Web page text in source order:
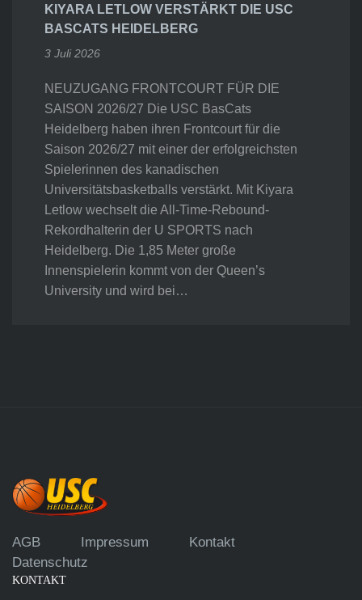
KIYARA LETLOW VERSTÄRKT DIE USC
BASCATS HEIDELBERG
3 Juli 2026
NEUZUGANG FRONTCOURT FÜR DIE
SAISON 2026/27 Die USC BasCats
Heidelberg haben ihren Frontcourt für die
Saison 2026/27 mit einer der erfolgreichsten
Spielerinnen des kanadischen
Universitätsbasketballs verstärkt. Mit Kiyara
Letlow wechselt die All-Time-Rebound-
Rekordhalterin der U SPORTS nach
Heidelberg. Die 1,85 Meter große
Innenspielerin kommt von der Queen’s
University und wird bei…
AGB Impressum
Kontakt
Datenschutz
KONTAKT